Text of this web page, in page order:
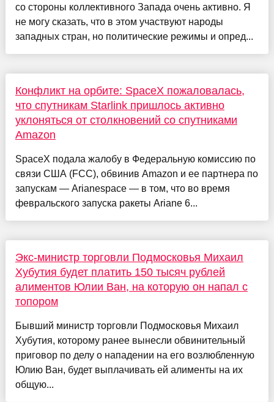
со стороны коллективного Запада очень активно. Я
не могу сказать, что в этом участвуют народы
западных стран, но политические режимы и опред...
Конфликт на орбите: SpaceX пожаловалась,
что спутникам Starlink пришлось активно
уклоняться от столкновений со спутниками
Amazon
SpaceX подала жалобу в Федеральную комиссию по
связи США (FCC), обвинив Amazon и ее партнера по
запускам — Arianespace — в том, что во время
февральского запуска ракеты Ariane 6...
Экс-министр торговли Подмосковья Михаил
Хубутия будет платить 150 тысяч рублей
алиментов Юлии Ван, на которую он напал с
топором
Бывший министр торговли Подмосковья Михаил
Хубутия, которому ранее вынесли обвинительный
приговор по делу о нападении на его возлюбленную
Юлию Ван, будет выплачивать ей алименты на их
общую...